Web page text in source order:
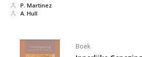
A. Hull
P. Martinez
Boek